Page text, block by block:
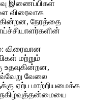
இணைப்பிகள்
விரைவாக
நேரத்தை
விரைவான
மற்றும்
உதவுகின்றன,
வேலை
ஏற்ப மாற்றியமைக்க